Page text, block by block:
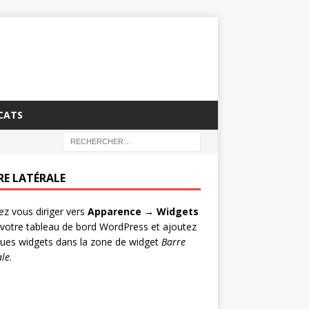
LATÉRALE
vous diriger vers Apparence → Widgets
tableau de bord WordPress et ajoutez
widgets dans la zone de widget Barre
.